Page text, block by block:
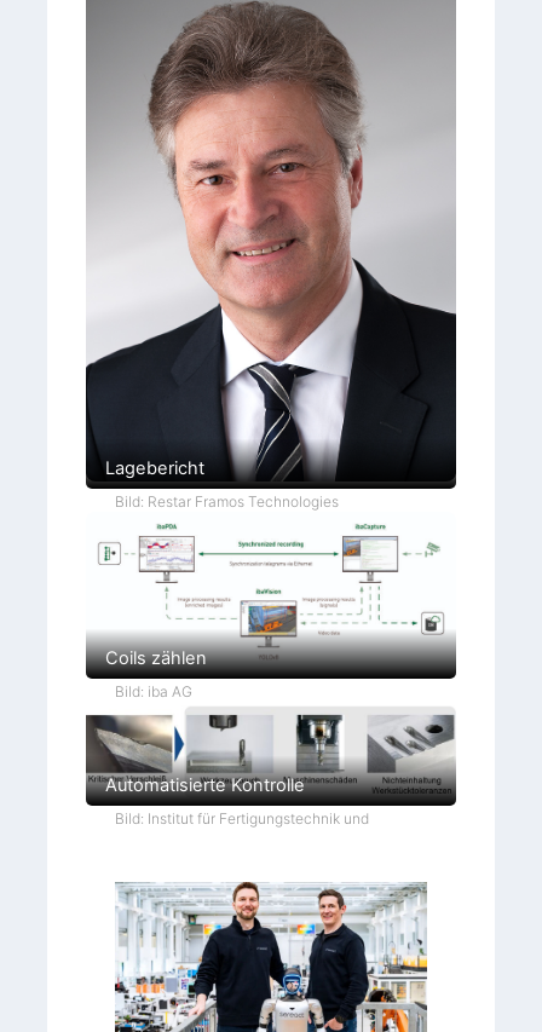
Lagebericht
Bild: Restar Framos Technologies
Coils zählen
Bild: iba AG
Automatisierte Kontrolle
Bild: Institut für Fertigungstechnik und